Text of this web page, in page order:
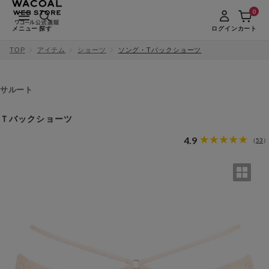
メニュー 探す ログインカート
0
TOP アイテム ショーツ ソング・Tバックショーツ
サルート
Ｔバックショーツ
4.9 （ 53 ）